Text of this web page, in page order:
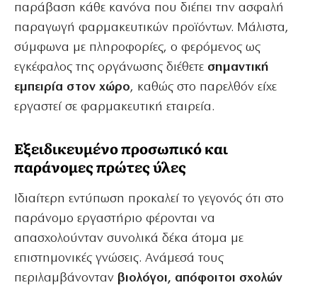
παράβαση κάθε κανόνα που διέπει την ασφαλή
παραγωγή φαρμακευτικών προϊόντων. Μάλιστα,
σύμφωνα με πληροφορίες, ο φερόμενος ως
εγκέφαλος της οργάνωσης διέθετε σημαντική
εμπειρία στον χώρο, καθώς στο παρελθόν είχε
εργαστεί σε φαρμακευτική εταιρεία.
Εξειδικευμένο προσωπικό και
παράνομες πρώτες ύλες
Ιδιαίτερη εντύπωση προκαλεί το γεγονός ότι στο
παράνομο εργαστήριο φέρονται να
απασχολούνταν συνολικά δέκα άτομα με
επιστημονικές γνώσεις. Ανάμεσά τους
περιλαμβάνονταν βιολόγοι, απόφοιτοι σχολών